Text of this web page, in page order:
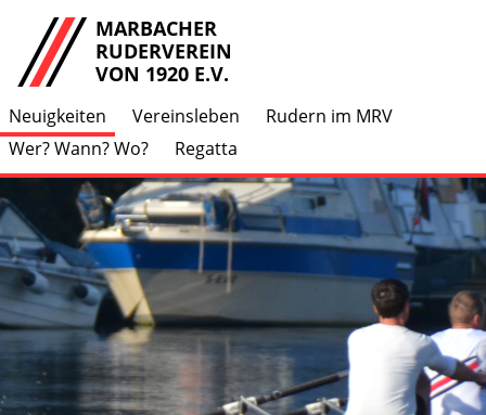
MARBACHER
RUDERVEREIN
VON 1920 E.V.
Neuigkeiten Vereinsleben
Rudern im MRV
Wer? Wann? Wo?
Regatta